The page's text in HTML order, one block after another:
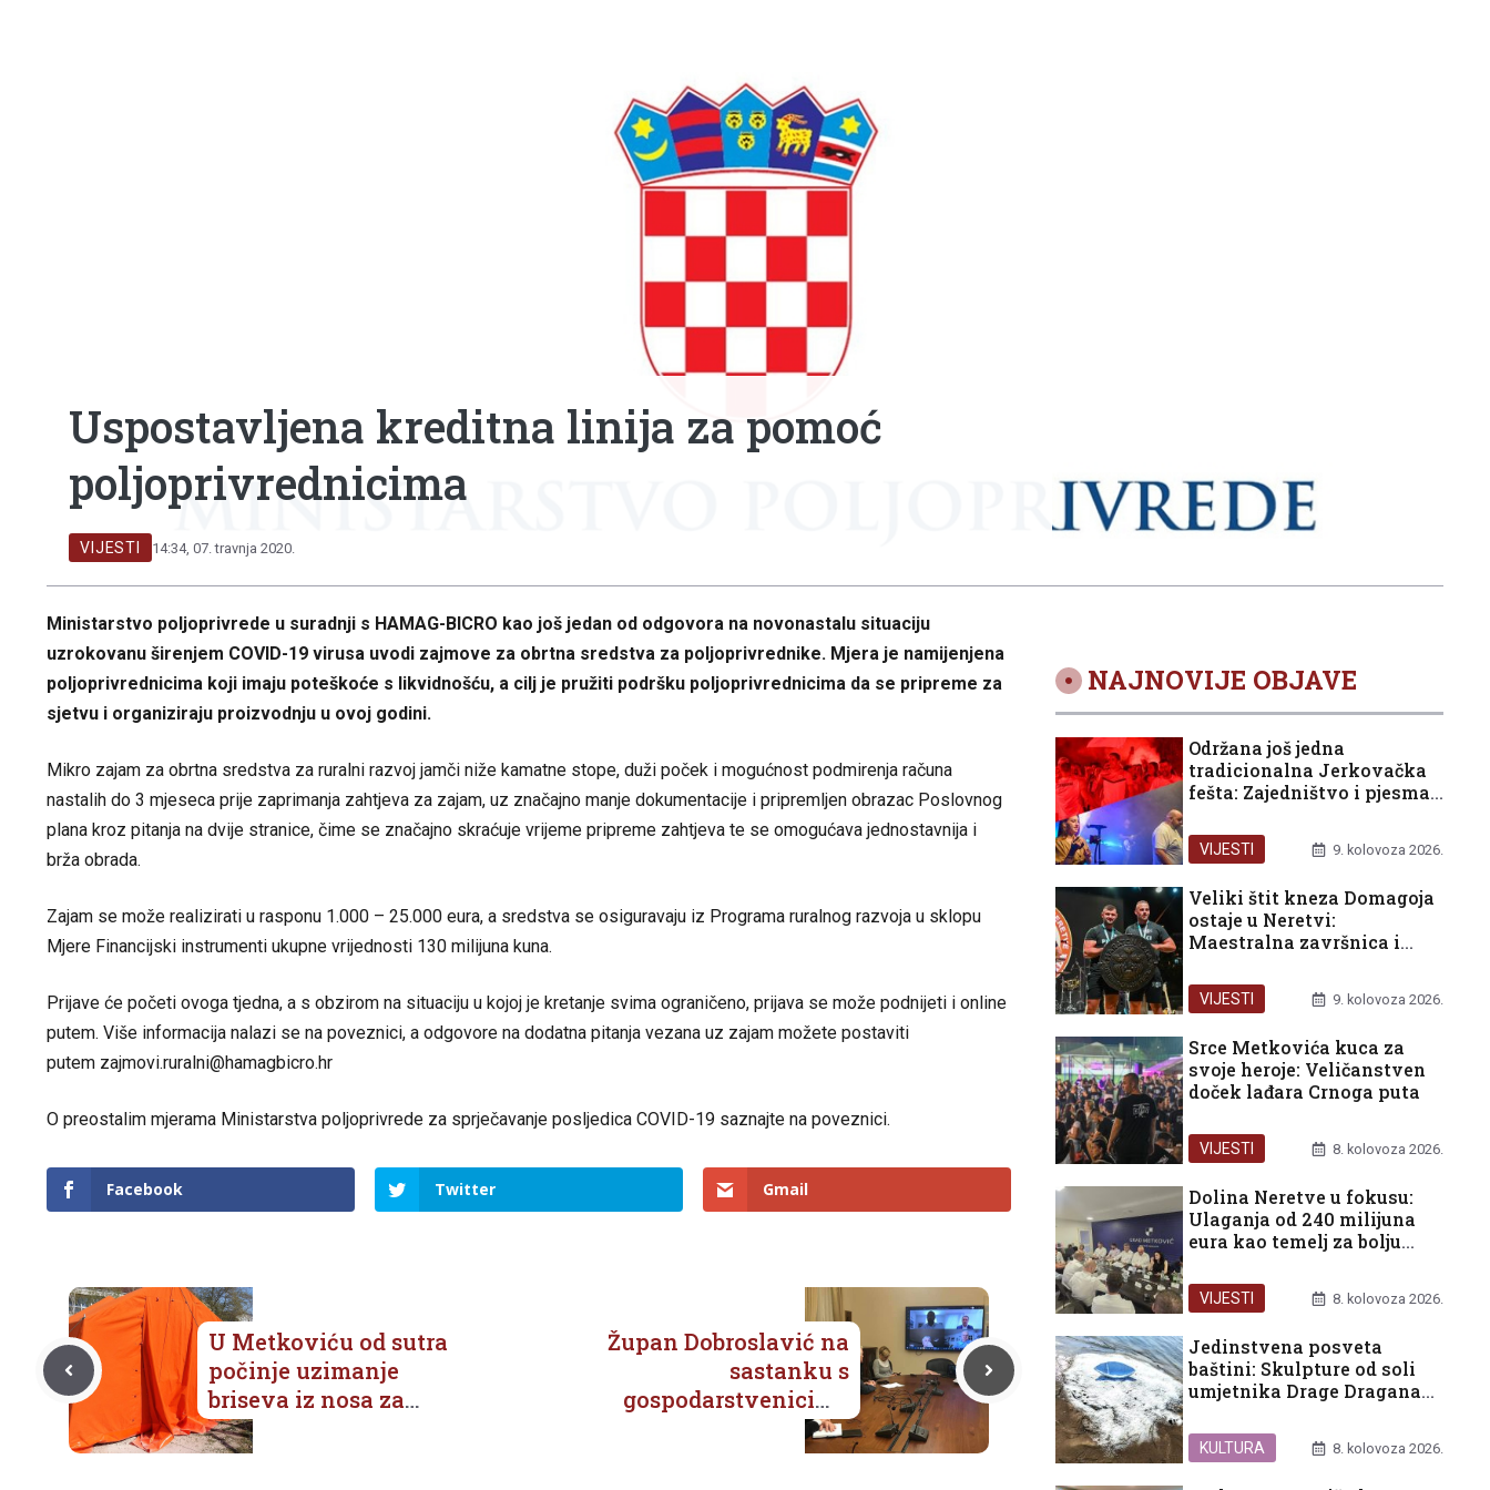
Uspostavljena kreditna linija za pomoć
poljoprivrednicima
VIJESTI 14:34, 07. travnja 2020.
Ministarstvo poljoprivrede u suradnji s HAMAG-BICRO kao još jedan od odgovora na novonastalu situaciju
uzrokovanu širenjem COVID-19 virusa uvodi zajmove za obrtna sredstva za poljoprivrednike. Mjera je namijenjena
poljoprivrednicima koji imaju poteškoće s likvidnošću, a cilj je pružiti podršku poljoprivrednicima da se pripreme za
sjetvu i organiziraju proizvodnju u ovoj godini.
Mikro zajam za obrtna sredstva za ruralni razvoj jamči niže kamatne stope, duži poček i mogućnost podmirenja računa
nastalih do 3 mjeseca prije zaprimanja zahtjeva za zajam, uz značajno manje dokumentacije i pripremljen obrazac Poslovnog
plana kroz pitanja na dvije stranice, čime se značajno skraćuje vrijeme pripreme zahtjeva te se omogućava jednostavnija i
brža obrada.
Zajam se može realizirati u rasponu 1.000 – 25.000 eura, a sredstva se osiguravaju iz Programa ruralnog razvoja u sklopu
Mjere Financijski instrumenti ukupne vrijednosti 130 milijuna kuna.
Prijave će početi ovoga tjedna, a s obzirom na situaciju u kojoj je kretanje svima ograničeno, prijava se može podnijeti i online
putem. Više informacija nalazi se na poveznici, a odgovore na dodatna pitanja vezana uz zajam možete postaviti
putem zajmovi.ruralni@hamagbicro.hr
O preostalim mjerama Ministarstva poljoprivrede za sprječavanje posljedica COVID-19 saznajte na poveznici.
Facebook Twitter Gmail
U Metkoviću od sutra
počinje uzimanje
briseva iz nosa za
pacijente pod sumnjom
na Covid 19
Župan Dobroslavić na
sastanku s
gospodarstvenicima
Dubrovačko-
neretvanske županije
NAJNOVIJE OBJAVE
Održana još jedna
tradicionalna Jerkovačka
fešta: Zajedništvo i pjesma
VIJESTI 9. kolovoza 2026.
Veliki štit kneza Domagoja
ostaje u Neretvi:
Maestralna završnica i
Maratonu lađa
VIJESTI 9. kolovoza 2026.
Srce Metkovića kuca za
svoje heroje: Veličanstven
doček lađara Crnoga puta
VIJESTI 8. kolovoza 2026.
Dolina Neretve u fokusu:
Ulaganja od 240 milijuna
eura kao temelj za bolju
VIJESTI 8. kolovoza 2026.
Jedinstvena posveta
baštini: Skulpture od soli
umjetnika Drage Dragana
KULTURA 8. kolovoza 2026.